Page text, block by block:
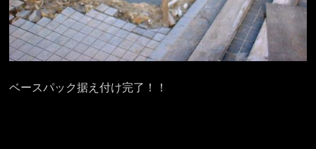
ベースパック据え付け完了！！